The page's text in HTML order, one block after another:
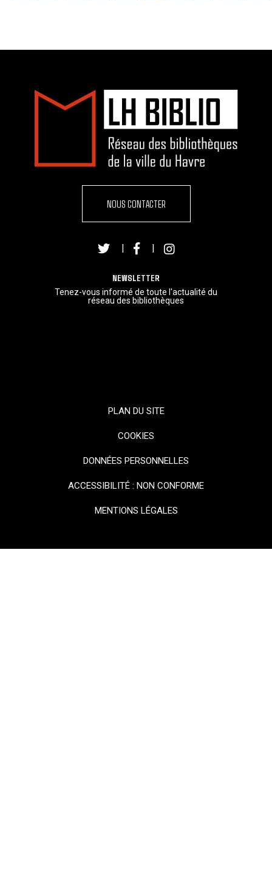
NOUS CONTACTER
| |
NEWSLETTER
Tenez-vous informé de toute l'actualité du
réseau des bibliothèques
PLAN DU SITE
COOKIES
DONNÉES PERSONNELLES
ACCESSIBILITÉ : NON CONFORME
MENTIONS LÉGALES